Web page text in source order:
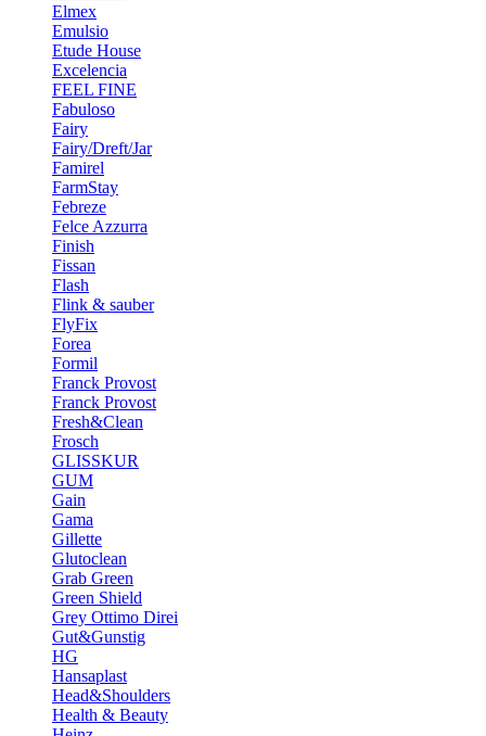
Elmex
Emulsio
Etude House
Excelencia
FEEL FINE
Fabuloso
Fairy
Fairy/Dreft/Jar
Famirel
FarmStay
Febreze
Felce Azzurra
Finish
Fissan
Flash
Flink & sauber
FlyFix
Forea
Formil
Franck Provost
Franck Provost
Fresh&Clean
Frosch
GLISSKUR
GUM
Gain
Gama
Gillette
Glutoclean
Grab Green
Green Shield
Grey Ottimo Direi
Gut&Gunstig
HG
Hansaplast
Head&Shoulders
Health & Beauty